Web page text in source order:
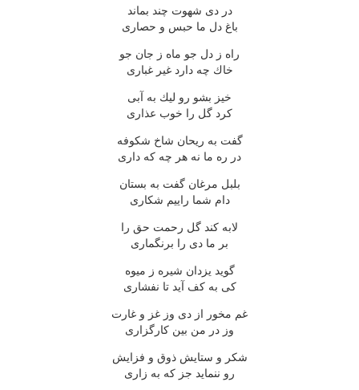
در دی شهوت چند بماند
باغ دل ما حبس و حصاری
راه ز دل جو ماه ز جان جو
خاك چه دارد غیر غباری
خیز بشو رو لیك به آبی
كرد گل را خوب عذاری
گفت به ریحان شاخ شكوفه
در ره ما نه هر چه كه داری
بلبل مرغان گفت به بستان
دام شما راییم شكاری
لابه كند گل رحمت حق را
بر ما دی را برنگماری
گوید یزدان شیره ز میوه
كی به كف آید تا نفشاری
غم مخور از دی وز غز و غارت
وز در من بین كارگزاری
شكر و ستایش ذوق و فزایش
رو ننماید جز كه به زاری